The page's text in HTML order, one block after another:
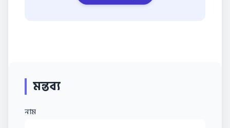
মন্তব্য
নাম